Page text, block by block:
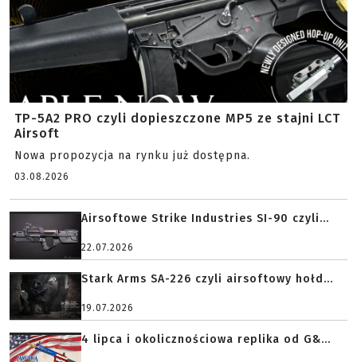
TP-5A2 PRO czyli dopieszczone MP5 ze stajni LCT
Airsoft
Nowa propozycja na rynku już dostępna.
03.08.2026
Airsoftowe Strike Industries SI-90 czyli...
22.07.2026
Stark Arms SA-226 czyli airsoftowy hołd...
19.07.2026
4 lipca i okolicznościowa replika od G&...